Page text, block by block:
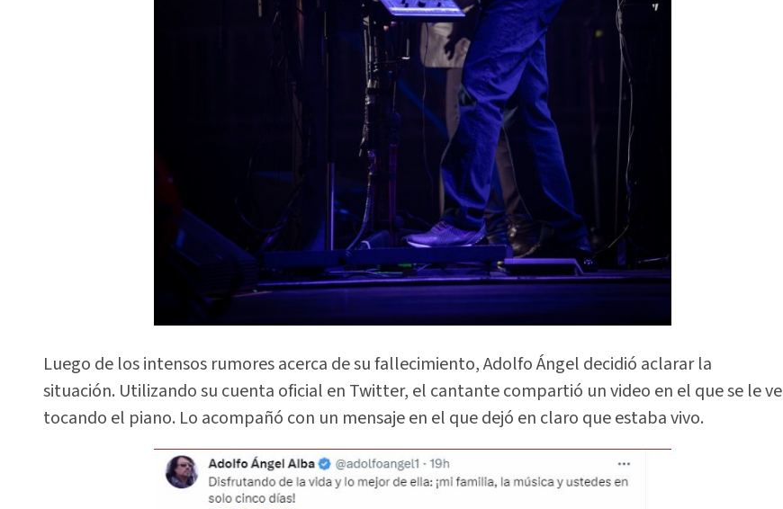
Luego de los intensos rumores acerca de su fallecimiento, Adolfo Ángel decidió aclarar la
situación. Utilizando su cuenta oficial en Twitter, el cantante compartió un video en el que se le ve
tocando el piano. Lo acompañó con un mensaje en el que dejó en claro que estaba vivo.